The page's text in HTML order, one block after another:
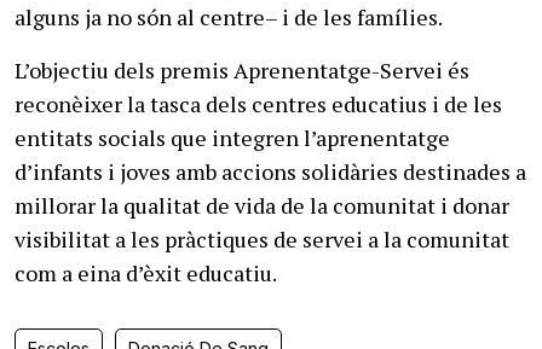
alguns ja no són al centre– i de les famílies.
L’objectiu dels premis Aprenentatge-Servei és
reconèixer la tasca dels centres educatius i de les
entitats socials que integren l’aprenentatge
d’infants i joves amb accions solidàries destinades a
millorar la qualitat de vida de la comunitat i donar
visibilitat a les pràctiques de servei a la comunitat
com a eina d’èxit educatiu.